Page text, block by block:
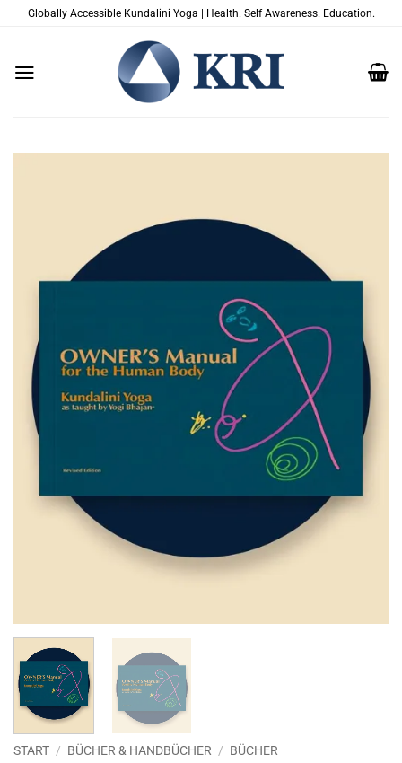
ZumGlobally Accessible Kundalini Yoga | Health. Self Awareness. Education.
START / BÜCHER & HANDBÜCHER / BÜCHER